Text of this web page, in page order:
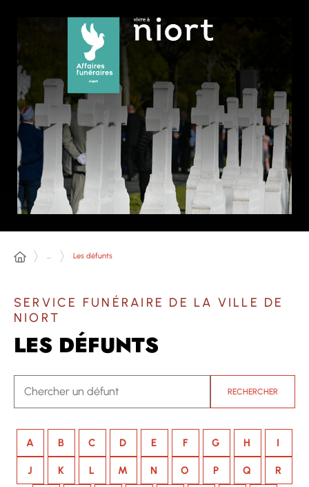
... Les défunts
SERVICE FUNÉRAIRE DE LA VILLE DE
NIORT
LES DÉFUNTS
RECHERCHER
A B C D E F G H I
J K L M N O P Q R